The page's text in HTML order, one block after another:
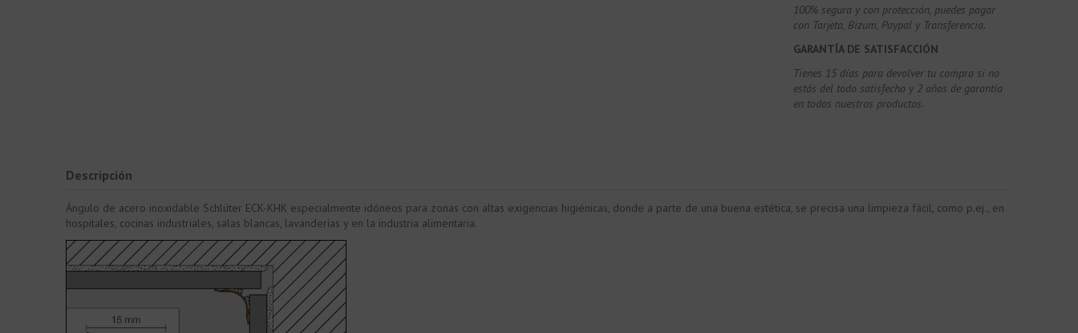
100% segura y con protección, puedes pagar
con Tarjeta, Bizum, Paypal y Transferencia.
GARANTÍA DE SATISFACCIÓN
Tienes 15 días para devolver tu compra si no
estás del todo satisfecho y 2 años de garantía
en todos nuestros productos.
Descripción
Ángulo de acero inoxidable Schlüter ECK-KHK especialmente idóneos para zonas con altas exigencias higiénicas, donde a parte de una buena estética, se precisa una limpieza fácil, como p.ej., en
hospitales, cocinas industriales, salas blancas, lavanderías y en la industria alimentaria.